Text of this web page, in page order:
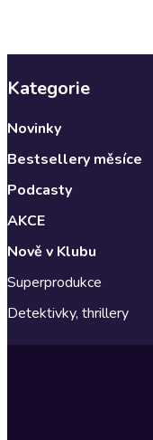
Kategorie
Novinky
Bestsellery měsíce
Podcasty
AKCE
Nově v Klubu
Superprodukce
Detektivky, thrillery